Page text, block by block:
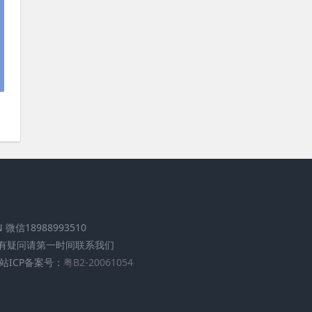
信18988993510
疑问请第一时间联系我们
ICP备案号： 粤B2-20061054